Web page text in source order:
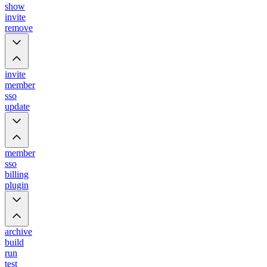
show
invite
remove
invite
member
sso
update
member
sso
billing
plugin
archive
build
run
test